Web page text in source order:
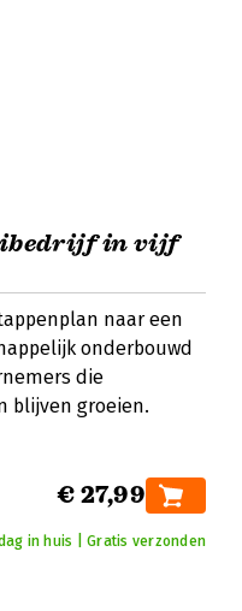
in vijf
naar een
onderbouwd
die
blijven groeien.
€ 27,99
in huis | Gratis verzonden